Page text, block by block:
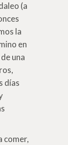
(a
la
en
una
días
comer,